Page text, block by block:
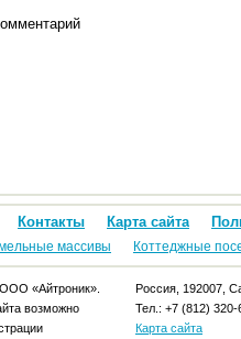
Контакты Карта сайта
массивы Коттеджные
«Айтроник».
возможно
Россия, 192007,
Тел.: +7 (812) 320-
Карта сайта